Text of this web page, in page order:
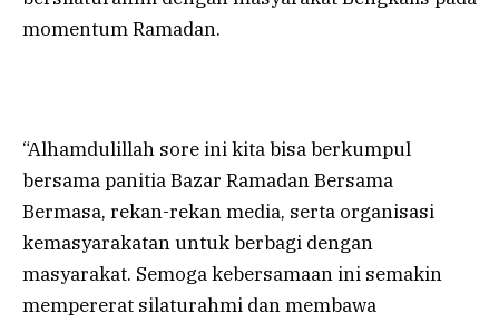
momentum Ramadan.
“Alhamdulillah sore ini kita bisa berkumpul
bersama panitia Bazar Ramadan Bersama
Bermasa, rekan-rekan media, serta organisasi
kemasyarakatan untuk berbagi dengan
masyarakat. Semoga kebersamaan ini semakin
mempererat silaturahmi dan membawa